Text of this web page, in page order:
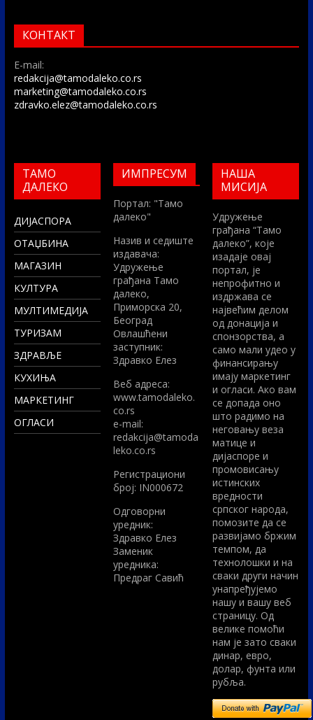
КОНТАКТ
E-mail:
redakcija@tamodaleko.co.rs
marketing@tamodaleko.co.rs
zdravko.elez@tamodaleko.co.rs
ТАМО
ДАЛЕКО
ДИЈАСПОРА
ОТАЏБИНА
МАГАЗИН
КУЛТУРА
МУЛТИМЕДИЈА
ТУРИЗАМ
ЗДРАВЉЕ
КУХИЊА
МАРКЕТИНГ
ОГЛАСИ
ИМПРЕСУМ
Портал: "Тамо
далеко"
Назив и седиште
издавача:
Удружење
грађана Тамо
далеко,
Приморска 20,
Београд
Овлашћени
заступник:
Здравко Елез
Вeб адреса:
www.tamodaleko.
co.rs
e-mail:
redakcija@tamoda
leko.co.rs
Регистрациони
број: IN000672
Одговорни
уредник:
Здравко Елез
Заменик
уредника:
Предраг Савић
НАША
МИСИЈА
Удружење
грађана “Тамо
далеко”, које
изадаје овај
портал, је
непрофитно и
издржава се
највећим делом
од донација и
спонзорства, а
само мали удео у
финансирању
имају маркетинг
и огласи. Ако вам
се допада оно
што радимо на
неговању веза
матице и
дијаспоре и
промовисању
истинских
вредности
српског народа,
помозите да се
развијамо бржим
темпом, да
технолошки и на
сваки други начин
унапређујемо
нашу и вашу веб
страницу. Од
велике помоћи
нам је зато сваки
динар, евро,
долар, фунта или
рубља.